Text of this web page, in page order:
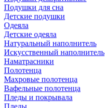
Подушки для сна
Детские подушки
Одеяла
Детские одеяла
Натуральный наполнитель
Искуcственный наполнитель
Наматрасники
Полотенца
Махровые полотенца
Вафельные полотенца
Пледы и покрывала